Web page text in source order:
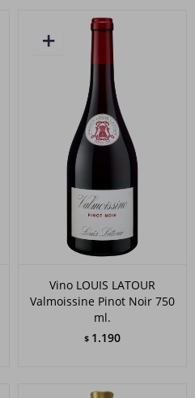
Vino LOUIS LATOUR
Valmoissine Pinot Noir 750
ml.
$ 1.190